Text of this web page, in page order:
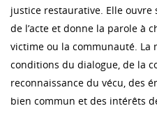
justice restaurative. Elle
de l’acte et donne la parole à
victime ou la communauté. La
conditions du dialogue, de la
reconnaissance du vécu, des
bien commun et des intérêts